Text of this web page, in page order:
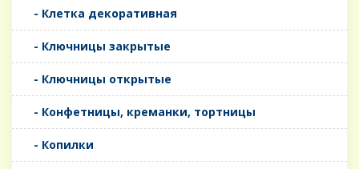
- Клетка декоративная
- Ключницы закрытые
- Ключницы открытые
- Конфетницы, креманки, тортницы
- Копилки